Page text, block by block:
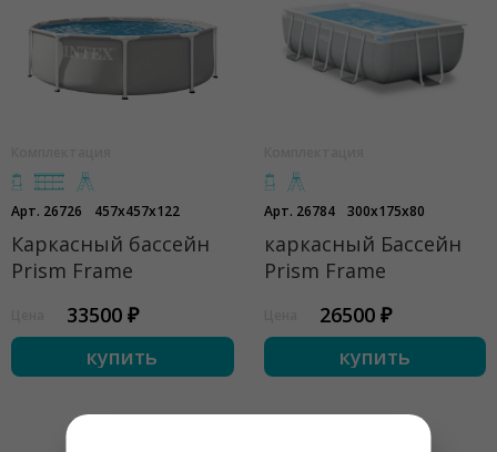
Арт. 26726 457x457x122
Каркасный бассейн
Prism Frame
33500 ₽
купить
Арт. 26784 300x175x80
каркасный Бассейн
Prism Frame
26500 ₽
купить